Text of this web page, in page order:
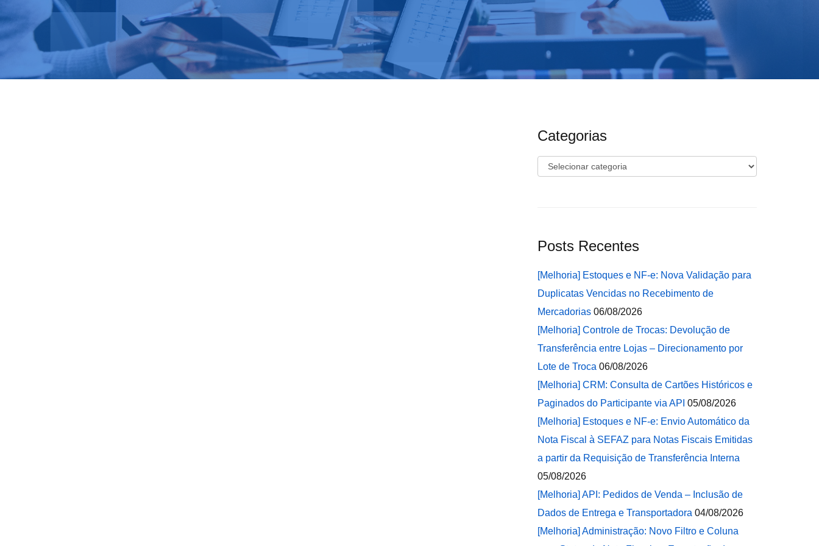
Categorias
Categorias
Posts Recentes
[Melhoria] Estoques e NF-e: Nova Validação para
Duplicatas Vencidas no Recebimento de
Mercadorias 06/08/2026
[Melhoria] Controle de Trocas: Devolução de
Transferência entre Lojas – Direcionamento por
Lote de Troca 06/08/2026
[Melhoria] CRM: Consulta de Cartões Históricos e
Paginados do Participante via API 05/08/2026
[Melhoria] Estoques e NF-e: Envio Automático da
Nota Fiscal à SEFAZ para Notas Fiscais Emitidas
a partir da Requisição de Transferência Interna
05/08/2026
[Melhoria] API: Pedidos de Venda – Inclusão de
Dados de Entrega e Transportadora 04/08/2026
[Melhoria] Administração: Novo Filtro e Coluna